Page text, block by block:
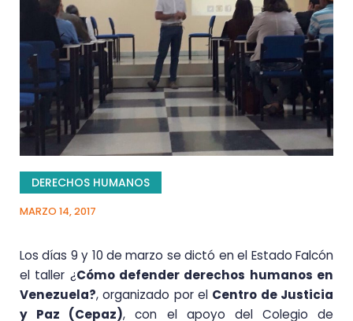
DERECHOS HUMANOS
MARZO 14, 2017
Los días 9 y 10 de marzo se dictó en el Estado Falcón
el taller ¿Cómo defender derechos humanos en
Venezuela?, organizado por el Centro de Justicia
y Paz (Cepaz), con el apoyo del Colegio de